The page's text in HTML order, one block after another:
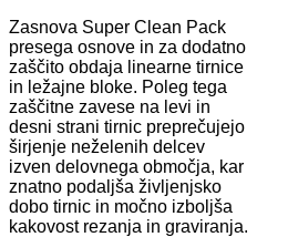
Zasnova Super Clean Pack
presega osnove in za dodatno
zaščito obdaja linearne tirnice
in ležajne bloke. Poleg tega
zaščitne zavese na levi in ​​
desni strani tirnic preprečujejo
širjenje neželenih delcev
izven delovnega območja, kar
znatno podaljša življenjsko
dobo tirnic in močno izboljša
kakovost rezanja in graviranja.